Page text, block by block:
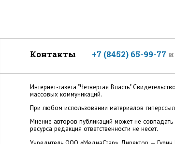
Контакты +7 (8452) 65-99-77 и
Интернет-газета "Четвертая Власть"
массовых коммуникаций.
При любом использовании материалов
Мнение авторов публикаций может не
ресурса редакция ответственности не несет.